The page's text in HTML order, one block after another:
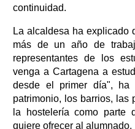
continuidad.
La alcaldesa ha explicado
más de un año de
representantes de los
venga a Cartagena a
desde el primer día",
patrimonio, los barrios, las
la hostelería como parte
quiere ofrecer al alumnado.